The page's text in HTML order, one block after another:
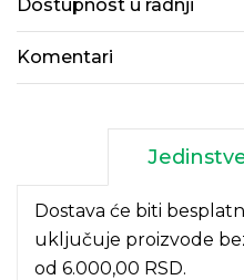
Dostupnost u radnji
Komentari
Dostava će biti
uključuje proizvode
od 6.000,00 RSD.